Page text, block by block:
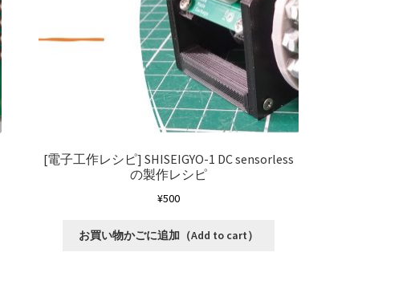
[電子工作レシピ]SHISEIGYO-1 DC sensorless
の製作レシピ
¥500
お買い物かごに追加（Add to cart）